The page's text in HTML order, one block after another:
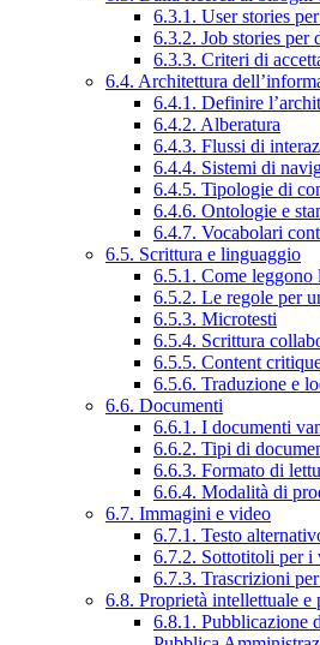
6.3.1. User stories
6.3.2. Job stories per
6.3.3. Criteri di
6.4. Architettura
6.4.1. Definire
6.4.2. Alberatura
6.4.3. Flussi di
6.4.4. Sistemi di
6.4.5. Tipologie di
6.4.6. Ontologie e
6.4.7. Vocabolari
6.5. Scrittura e linguaggio
6.5.1. Come leggono
6.5.2. Le regole per
6.5.3. Microtesti
6.5.4. Scrittura
6.5.5. Content
6.5.6. Traduzione e
6.6. Documenti
6.6.1. I documenti
6.6.2. Tipi di
6.6.3. Formato di
6.6.4. Modalità di
6.7. Immagini e video
6.7.1. Testo
6.7.2. Sottotitoli per i
6.7.3. Trascrizioni
6.8. Proprietà intellettuale e
6.8.1. Pubblicazione